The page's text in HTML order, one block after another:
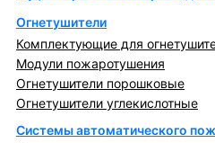
Огнетушители
Комплектующие для
Модули пожаротушения
Огнетушители порошковые
Огнетушители углекислотные
Системы автоматического